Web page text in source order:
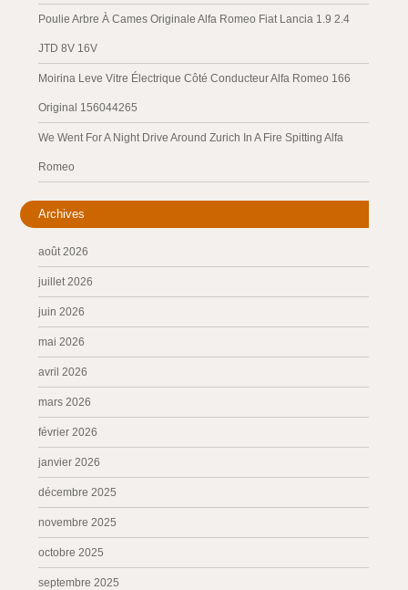
Poulie Arbre À Cames Originale Alfa Romeo Fiat Lancia 1.9 2.4
JTD 8V 16V
Moirina Leve Vitre Électrique Côté Conducteur Alfa Romeo 166
Original 156044265
We Went For A Night Drive Around Zurich In A Fire Spitting Alfa
Romeo
Archives
août 2026
juillet 2026
juin 2026
mai 2026
avril 2026
mars 2026
février 2026
janvier 2026
décembre 2025
novembre 2025
octobre 2025
septembre 2025